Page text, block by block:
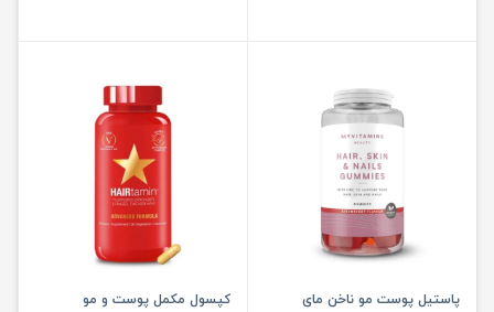
پاستیل پوست مو ناخن مای
کپسول مکمل پوست و مو